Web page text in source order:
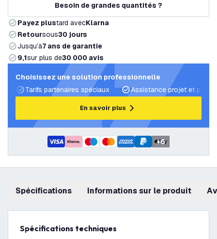
Besoin de grandes quantités ?
Payez plustard avecKlarna
Retoursous30 jours
Jusqu’à7 ans de garantie
9,1sur plus de30 000 avis
Choisissez une solution professionnelle
Tarifs partenaires spéciaux
Assistance projet et plans
En savoir plus
+6
Spécifications Informations sur le produit
Spécifications techniques